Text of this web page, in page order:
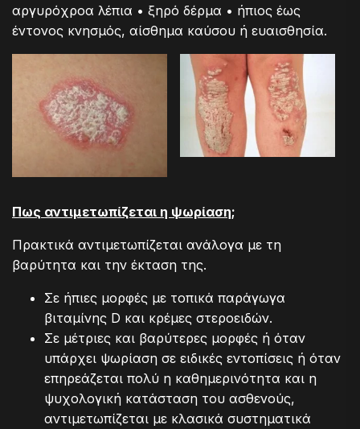
αργυρόχροα λέπια • ξηρό δέρμα • ήπιος έως
έντονος κνησμός, αίσθημα καύσου ή ευαισθησία.
Πως αντιμετωπίζεται η ψωρίαση;
Πρακτικά αντιμετωπίζεται ανάλογα με τη
βαρύτητα και την έκταση της.
Σε ήπιες μορφές με τοπικά παράγωγα
βιταμίνης D και κρέμες στεροειδών.
Σε μέτριες και βαρύτερες μορφές ή όταν
υπάρχει ψωρίαση σε ειδικές εντοπίσεις ή όταν
επηρεάζεται πολύ η καθημερινότητα και η
ψυχολογική κατάσταση του ασθενούς,
αντιμετωπίζεται με κλασικά συστηματικά